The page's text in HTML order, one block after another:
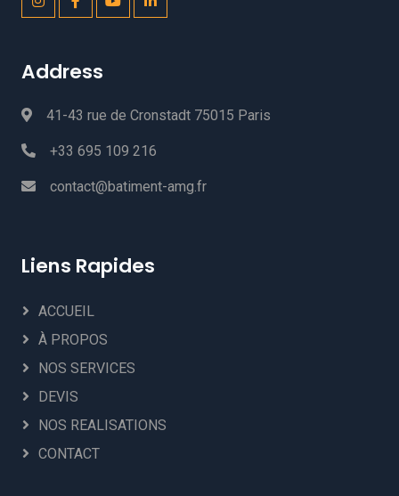
Address
41-43 rue de Cronstadt 75015 Paris
+33 695 109 216
contact@batiment-amg.fr
Liens Rapides
ACCUEIL
À PROPOS
NOS SERVICES
DEVIS
NOS REALISATIONS
CONTACT